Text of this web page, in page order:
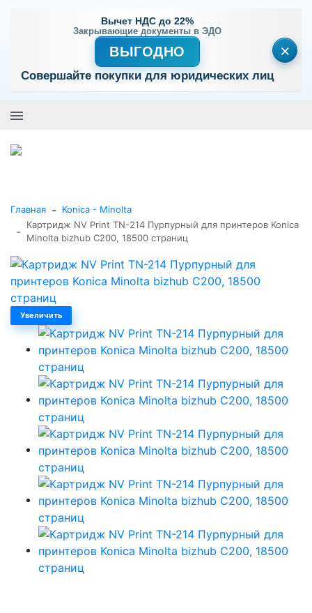
Вычет НДС до 22%
Закрывающие документы в ЭДО
ВЫГОДНО
Совершайте покупки для юридических лиц
×
Главная - Konica - Minolta
-
Картридж NV Print TN-214 Пурпурный для принтеров Konica
Minolta bizhub C200, 18500 страниц
Увеличить